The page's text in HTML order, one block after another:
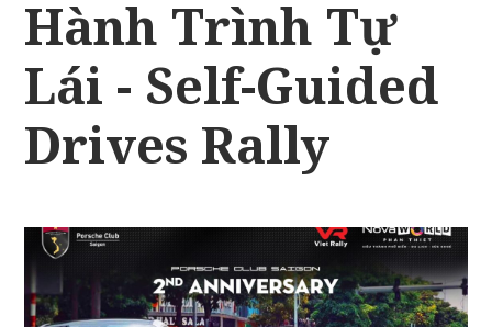
Hành Trình Tự
Lái - Self-Guided
Drives Rally